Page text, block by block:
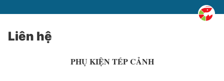
Liên hệ
PHỤ KIỆN TÉP CẢNH